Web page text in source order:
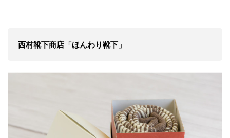
西村靴下商店「ほんわり靴下」